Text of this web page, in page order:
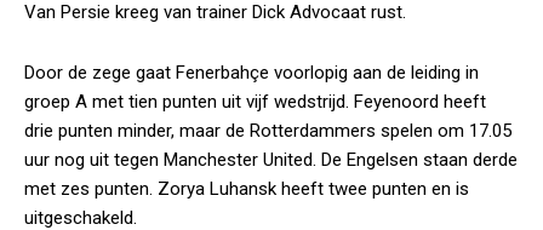
Van Persie kreeg van trainer Dick Advocaat rust.
Door de zege gaat Fenerbahçe voorlopig aan de leiding in
groep A met tien punten uit vijf wedstrijd. Feyenoord heeft
drie punten minder, maar de Rotterdammers spelen om 17.05
uur nog uit tegen Manchester United. De Engelsen staan derde
met zes punten. Zorya Luhansk heeft twee punten en is
uitgeschakeld.